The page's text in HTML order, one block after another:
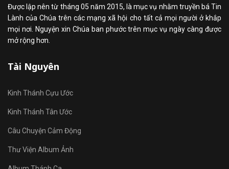
Được lập nên từ tháng 05 năm 2015, là mục vụ nhằm truyền bá Tin
Lành của Chúa trên các mạng xã hội cho tất cả mọi người ở khắp
mọi nơi. Nguyện xin Chúa ban phước trên mục vụ ngày càng được
mở rộng hơn.
Tài Nguyên
Kinh Thánh Cựu Ước
Kinh Thánh Tân Ước
Câu Chuyện Cảm Động
Thư Viện Album Ảnh